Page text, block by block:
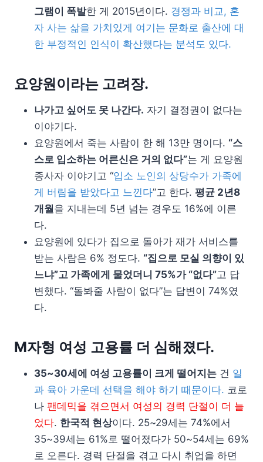
그램이 폭발한 게 2015년이다. 경쟁과 비교, 혼
자 사는 삶을 가치있게 여기는 문화로 출산에 대
한 부정적인 인식이 확산했다는 분석도 있다.
요양원이라는 고려장.
나가고 싶어도 못 나간다. 자기 결정권이 없다는
이야기다.
요양원에서 죽는 사람이 한 해 13만 명이다. “스
스로 입소하는 어른신은 거의 없다”는 게 요양원
종사자 이야기고 “입소 노인의 상당수가 가족에
게 버림을 받았다고 느낀다”고 한다. 평균 2년8
개월 을 지내는데 5년 넘는 경우도 16%에 이른
다.
요양원에 있다가 집으로 돌아가 재가 서비스를
받는 사람은 6% 정도다. “집으로 모실 의향이 있
느냐”고 가족에게 물었더니 75%가 “없다”고 답
변했다. “돌봐줄 사람이 없다”는 답변이 74%였
다.
M자형 여성 고용률 더 심해졌다.
35~30세에 여성 고용률이 크게 떨어지는 건 일
과 육아 가운데 선택을 해야 하기 때문이다. 코로
나 팬데믹을 겪으면서 여성의 경력 단절이 더 늘
었다. 한국적 현상이다. 25~29세는 74%에서
35~39세는 61%로 떨어졌다가 50~54세는 69%
로 오른다. 경력 단절을 겪고 다시 취업을 하면